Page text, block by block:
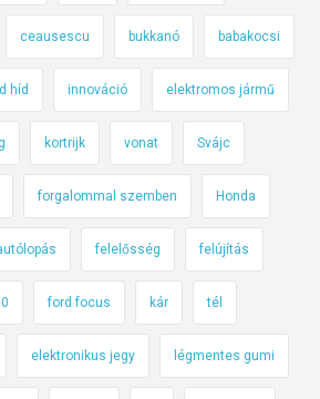
ceausescu bukkanó babakocsi
híd innováció elektromos jármű
kortrijk vonat Svájc
forgalommal szemben Honda
felelősség felújítás
ford focus kár tél
elektronikus jegy légmentes gumi